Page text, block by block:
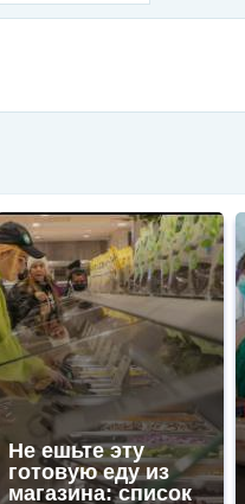
Не ешьте эту
готовую еду из
магазина: список